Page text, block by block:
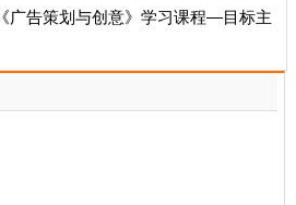
广告策划与创意》学习课程—目标主